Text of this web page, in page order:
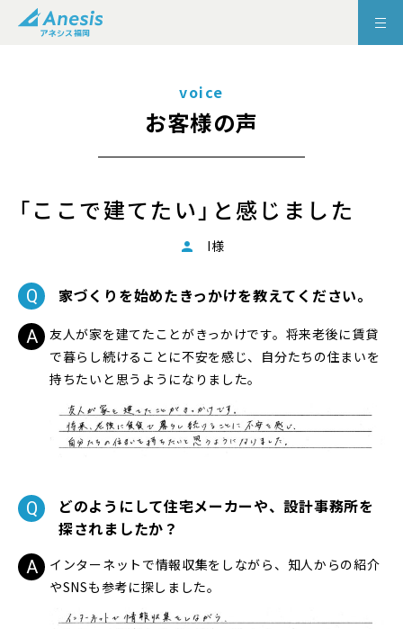
voice
お客様の声
「ここで建てたい」と感じました
I様
家づくりを始めたきっかけを教えてください。
友人が家を建てたことがきっかけです。将来老後に賃貸
で暮らし続けることに不安を感じ、自分たちの住まいを
持ちたいと思うようになりました。
どのようにして住宅メーカーや、設計事務所を
探されましたか？
インターネットで情報収集をしながら、知人からの紹介
やSNSも参考に探しました。